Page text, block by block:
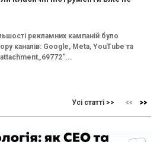
рекламних кампаній було
каналів: Google, Meta, YouTube та
Усі статті >>